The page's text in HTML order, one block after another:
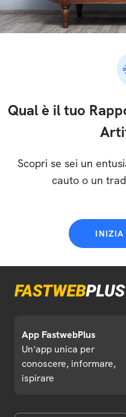
Qual è il tuo
Scopri se sei un
cauto o un
INIZIA
App FastwebPlus
Un'app unica per
conoscere, informare,
ispirare